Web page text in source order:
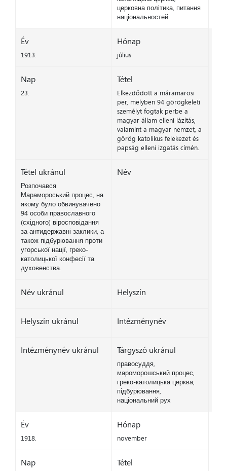
церковна політика, питання
національностей
Év
1913.
Hónap
július
Nap
23.
Tétel
Elkezdődött a máramarosi
per, melyben 94 görögkeleti
személyt fogtak perbe a
magyar állam elleni lázítás,
valamint a magyar nemzet, a
görög katolikus felekezet és
papság elleni izgatás címén.
Tétel ukránul
Розпочався
Марамороський процес, на
якому було обвинувачено
94 особи православного
(східного) віросповідання
за антидержавні заклики, а
також підбурювання проти
угорської нації, греко-
католицької конфесії та
духовенства.
Név
Név ukránul Helyszín
Helyszín ukránul Intézménynév
Intézménynév ukránul Tárgyszó ukránul
правосуддя,
мароморошський процес,
греко-католицька церква,
підбурювання,
національний рух
Év
1918.
Hónap
november
Nap Tétel